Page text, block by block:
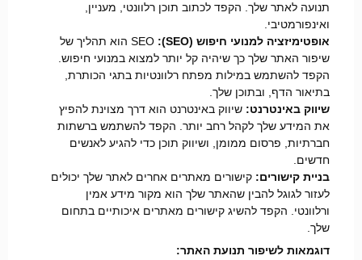
תנועה לאתר שלך. הקפד לכתוב תוכן רלוונטי, מעניין,
ואינפורמטיבי.
אופטימיזציה למנועי חיפוש (SEO):
SEO הוא תהליך של
שיפור האתר שלך כך שיהיה קל יותר למצוא במנועי חיפוש.
הקפד להשתמש במילות מפתח רלוונטיות בתגי הכותרת,
בתיאור הדף, ובתוכן שלך.
שיווק באינטרנט: שיווק באינטרנט הוא דרך מצוינת להפיץ
את המידע שלך לקהל רחב יותר. הקפד להשתמש ברשתות
חברתיות, פרסום ממומן, ושיווק תוכן כדי להגיע לאנשים
חדשים.
בניית קישורים: קישורים מאתרים אחרים לאתר שלך יכולים
לעזור לגוגל להבין שהאתר שלך הוא מקור מידע אמין
ורלוונטי. הקפד להשיג קישורים מאתרים איכותיים בתחום
שלך.
דוגמאות לשיפור תנועת האתר: